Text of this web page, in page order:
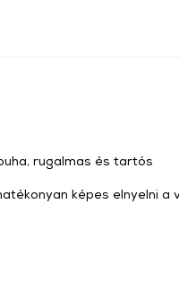
rugalmas és tartós
képes elnyelni a